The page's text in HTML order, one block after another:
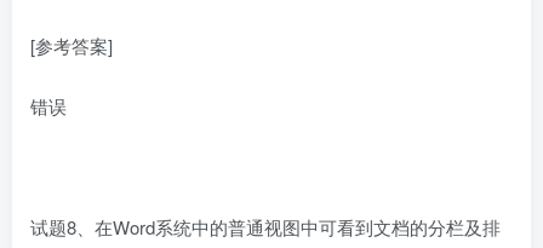
[参考答案]
错误
试题8、在Word系统中的普通视图中可看到文档的分栏及排